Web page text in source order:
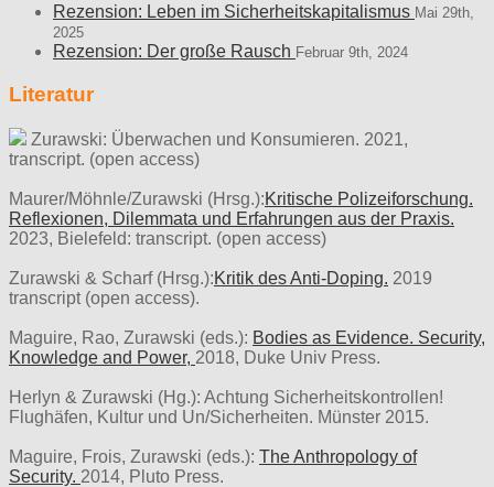
Rezension: Leben im Sicherheitskapitalismus Mai 29th,
2025
Rezension: Der große Rausch Februar 9th, 2024
Literatur
Zurawski: Überwachen und Konsumieren. 2021,
transcript. (open access)
Maurer/Möhnle/Zurawski (Hrsg.):Kritische Polizeiforschung.
Reflexionen, Dilemmata und Erfahrungen aus der Praxis.
2023, Bielefeld: transcript. (open access)
Zurawski & Scharf (Hrsg.):Kritik des Anti-Doping. 2019
transcript (open access).
Maguire, Rao, Zurawski (eds.): Bodies as Evidence. Security,
Knowledge and Power, 2018, Duke Univ Press.
Herlyn & Zurawski (Hg.): Achtung Sicherheitskontrollen!
Flughäfen, Kultur und Un/Sicherheiten. Münster 2015.
Maguire, Frois, Zurawski (eds.): The Anthropology of
Security. 2014, Pluto Press.